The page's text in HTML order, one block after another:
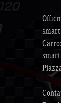
smart
smart